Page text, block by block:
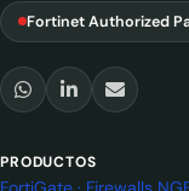
Fortinet Authorized
PRODUCTOS